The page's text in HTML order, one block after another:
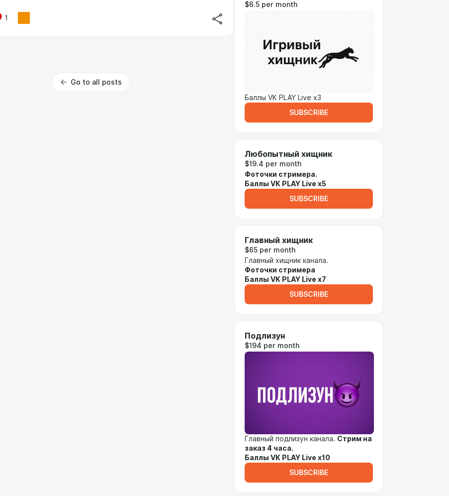
1
Go to all posts
$6.5 per month
Баллы VK PLAY Live x3
SUBSCRIBE
Любопытный хищник
$19.4 per month
Фоточки стримера.
Баллы VK PLAY Live x5
SUBSCRIBE
Главный хищник
$65 per month
Главный хищник канала.
Фоточки стримера
Баллы VK PLAY Live x7
SUBSCRIBE
Подлизун
$194 per month
Главный подлизун канала. Стрим на
заказ 4 часа.
Баллы VK PLAY Live x10
SUBSCRIBE